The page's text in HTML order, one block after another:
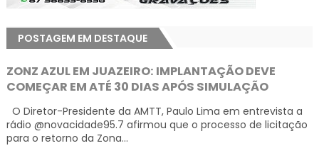
POSTAGEM EM DESTAQUE
ZONZ AZUL EM JUAZEIRO: IMPLANTAÇÃO DEVE
COMEÇAR EM ATÉ 30 DIAS APÓS SIMULAÇÃO
O Diretor-Presidente da AMTT, Paulo Lima em entrevista a
rádio @novacidade95.7 afirmou que o processo de licitação
para o retorno da Zona...